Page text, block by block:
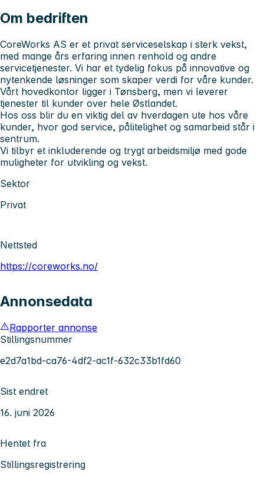
Om bedriften
CoreWorks AS er et privat serviceselskap i sterk vekst,
med mange års erfaring innen renhold og andre
servicetjenester. Vi har et tydelig fokus på innovative og
nytenkende løsninger som skaper verdi for våre kunder.
Vårt hovedkontor ligger i Tønsberg, men vi leverer
tjenester til kunder over hele Østlandet.
Hos oss blir du en viktig del av hverdagen ute hos våre
kunder, hvor god service, pålitelighet og samarbeid står i
sentrum.
Vi tilbyr et inkluderende og trygt arbeidsmiljø med gode
muligheter for utvikling og vekst.
Sektor
Privat
Nettsted
https://coreworks.no/
Annonsedata
Rapporter annonse
Stillingsnummer
e2d7a1bd-ca76-4df2-ac1f-632c33b1fd60
Sist endret
16. juni 2026
Hentet fra
Stillingsregistrering